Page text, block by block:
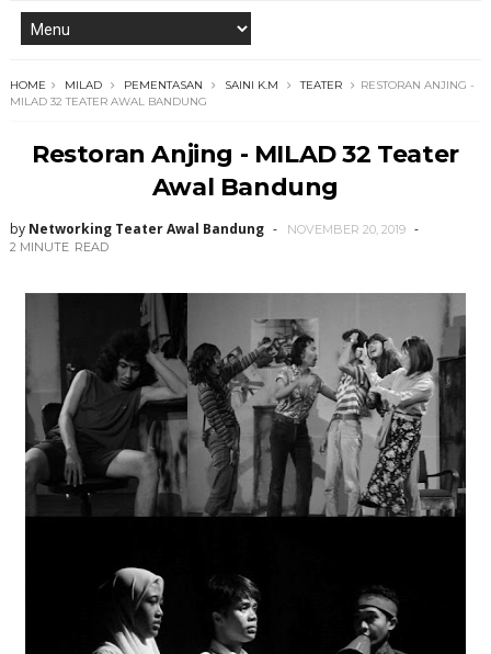
HOME MILAD PEMENTASAN SAINI K.M TEATER
RESTORAN ANJING -
MILAD 32 TEATER AWAL BANDUNG
Restoran Anjing - MILAD 32 Teater
Awal Bandung
by Networking Teater Awal Bandung
NOVEMBER 20, 2019
2 MINUTE READ